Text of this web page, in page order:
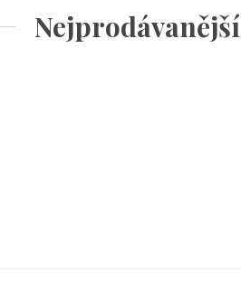
Nejprodávanější